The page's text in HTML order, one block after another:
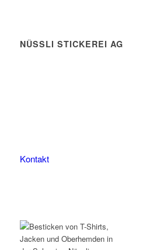
NÜSSLI STICKEREI AG
Kontakt